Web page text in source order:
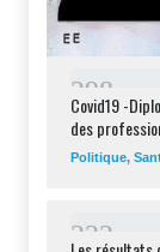
298
Covid19 -
des
Politique,
232